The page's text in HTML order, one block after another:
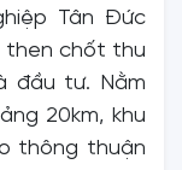
Tân Đức
then chốt thu
đầu tư. Nằm
20km, khu
thông thuận